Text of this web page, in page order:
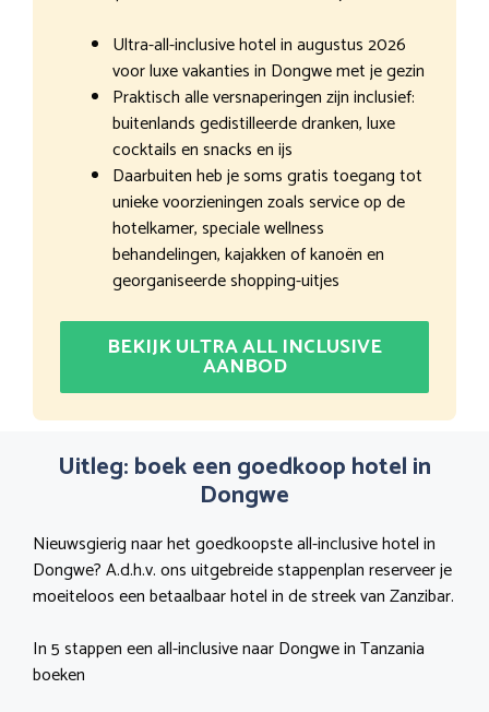
Ultra-all-inclusive hotel in augustus 2026
voor luxe vakanties in Dongwe met je gezin
Praktisch alle versnaperingen zijn inclusief:
buitenlands gedistilleerde dranken, luxe
cocktails en snacks en ijs
Daarbuiten heb je soms gratis toegang tot
unieke voorzieningen zoals service op de
hotelkamer, speciale wellness
behandelingen, kajakken of kanoën en
georganiseerde shopping-uitjes
BEKIJK ULTRA ALL INCLUSIVE
AANBOD
Uitleg: boek een goedkoop hotel in
Dongwe
Nieuwsgierig naar het goedkoopste all-inclusive hotel in
Dongwe? A.d.h.v. ons uitgebreide stappenplan reserveer je
moeiteloos een betaalbaar hotel in de streek van Zanzibar.
In 5 stappen een all-inclusive naar Dongwe in Tanzania
boeken